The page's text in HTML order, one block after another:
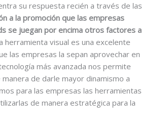
su respuesta recién a través de las
a la promoción que las empresas
se juegan por encima otros factores a
herramienta visual es una excelente
las empresas la sepan aprovechar en
más avanzada nos permite
de darle mayor dinamismo a
para las empresas las herramientas
de manera estratégica para la